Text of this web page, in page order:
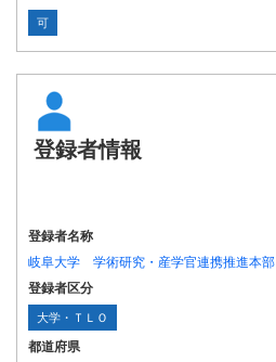
可
登録者情報
登録者名称
岐阜大学 学術研究・産学官連携推進本部
登録者区分
大学・ＴＬＯ
都道府県